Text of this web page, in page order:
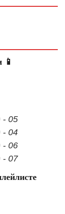
- 05
- 04
- 06
- 07